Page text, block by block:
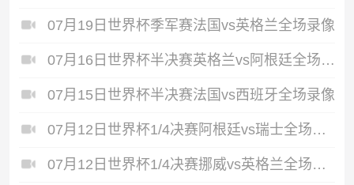
07月19日世界杯季军赛法国vs英格兰全场录像
07月16日世界杯半决赛英格兰vs阿根廷全场录像
07月15日世界杯半决赛法国vs西班牙全场录像
07月12日世界杯1/4决赛阿根廷vs瑞士全场录像
07月12日世界杯1/4决赛挪威vs英格兰全场录像